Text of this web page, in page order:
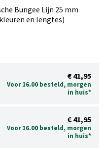
Bungee Lijn 25 mm
en lengtes)
€ 41,95
Voor 16.00 besteld, morgen
in huis*
€ 41,95
Voor 16.00 besteld, morgen
in huis*